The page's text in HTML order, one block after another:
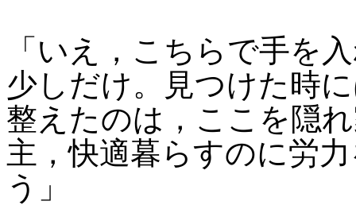
「いえ，こちらで手を
少しだけ。見つけた時
整えたのは，ここを隠
主，快適暮らすのに労
う」